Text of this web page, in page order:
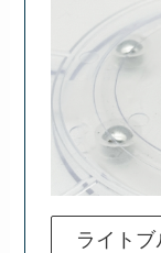
ライト